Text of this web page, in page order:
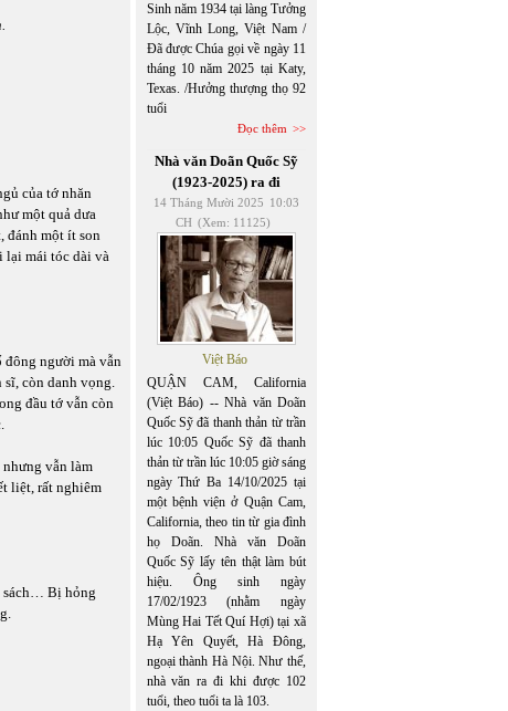
của tớ nhăn
một quả dưa
đánh một ít son
lại mái tóc dài và
đông người mà vẫn
còn danh vọng.
đầu tớ vẫn còn
vẫn làm
liệt, rất nghiêm
sách… Bị hỏng
Sinh năm 1934 tại làng Tưởng
Lộc, Vĩnh Long, Việt Nam /
Đã được Chúa gọi về ngày 11
tháng 10 năm 2025 tại Katy,
Texas. /Hưởng thượng thọ 92
tuổi
Đọc thêm
Nhà văn Doãn Quốc Sỹ
(1923-2025) ra đi
14 Tháng Mười 2025 10:03
CH (Xem: 11125)
Việt Báo
QUẬN CAM, California
(Việt Báo) -- Nhà văn Doãn
Quốc Sỹ đã thanh thản từ trần
lúc 10:05 Quốc Sỹ đã thanh
thản từ trần lúc 10:05 giờ sáng
ngày Thứ Ba 14/10/2025 tại
một bệnh viện ở Quận Cam,
California, theo tin từ gia đình
họ Doãn. Nhà văn Doãn
Quốc Sỹ lấy tên thật làm bút
hiệu. Ông sinh ngày
17/02/1923 (nhằm ngày
Mùng Hai Tết Quí Hợi) tại xã
Hạ Yên Quyết, Hà Đông,
ngoại thành Hà Nội. Như thế,
nhà văn ra đi khi được 102
tuổi, theo tuổi ta là 103.